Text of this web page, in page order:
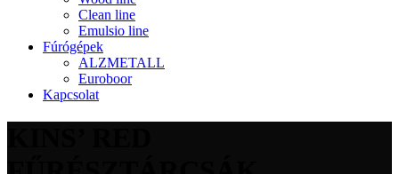
Clean line
Emulsio line
Fúrógépek
ALZMETALL
Euroboor
Kapcsolat